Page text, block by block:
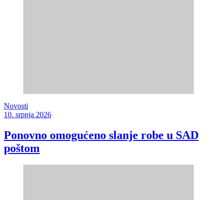
Novosti
10. srpnja 2026
Ponovno omogućeno slanje robe u SAD
poštom